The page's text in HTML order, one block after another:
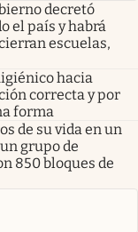
decretó
el país y habrá
escuelas,
hacia
correcta y por
forma
de su vida en un
grupo de
850 bloques de